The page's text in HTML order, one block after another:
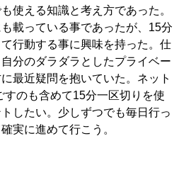
使える知識と考え方であった。
載っている事であったが、15分
行動する事に興味を持った。仕
分のダラダラとしたプライベー
最近疑問を抱いていた。ネット
すのも含めて15分一区切りを使
したい。少しずつでも毎日行っ
実に進めて行こう。